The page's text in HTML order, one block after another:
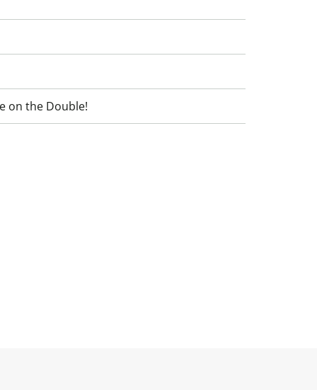
on the Double!